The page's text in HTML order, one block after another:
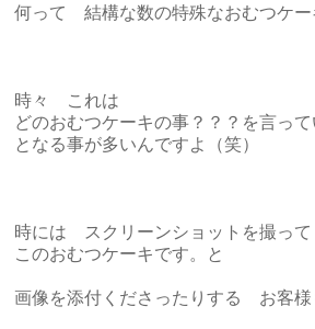
何って 結構な数の特殊なおむつケー
時々 これは
どのおむつケーキの事？？？を言っ
となる事が多いんですよ（笑）
時には スクリーンショットを撮って
このおむつケーキです。と
画像を添付くださったりする お客様